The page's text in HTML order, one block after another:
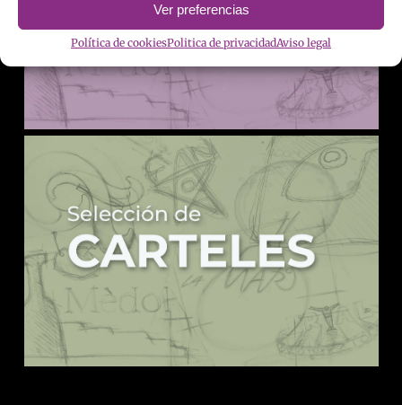
Ver preferencias
Política de cookiesPolitica de privacidadAviso legal